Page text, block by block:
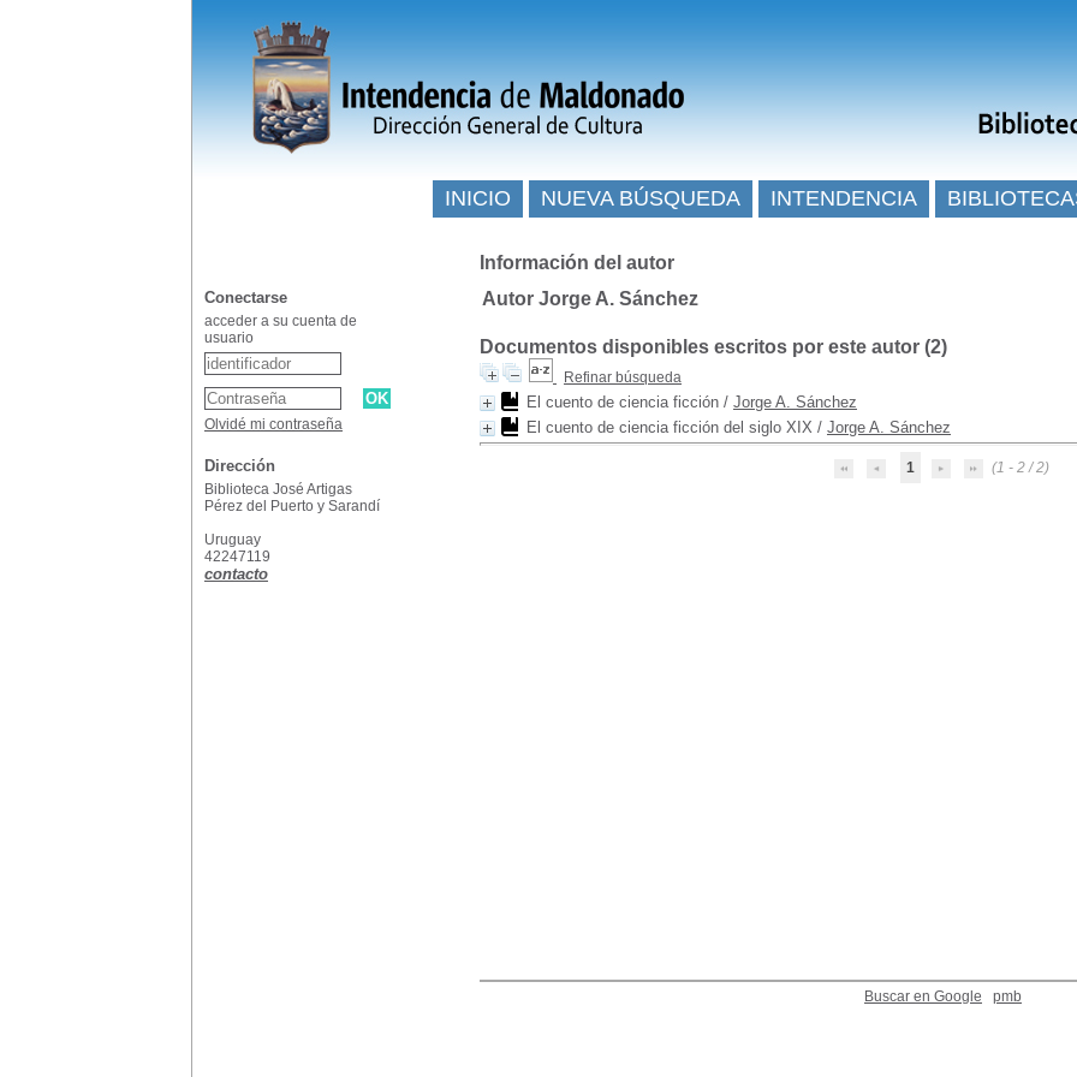
Información del autor
Autor Jorge A. Sánchez
Documentos disponibles escritos por este autor (2)
Refinar búsqueda
El cuento de ciencia ficción / Jorge A. Sánchez
El cuento de ciencia ficción del siglo XIX / Jorge A. Sánchez
1 (1 - 2 / 2)
Buscar en Google pmb
INICIO NUEVA BÚSQUEDA INTENDENCIA
Conectarse
acceder a su cuenta de
usuario
Olvidé mi contraseña
Dirección
Biblioteca José Artigas
Pérez del Puerto y Sarandí
Uruguay
42247119
contacto